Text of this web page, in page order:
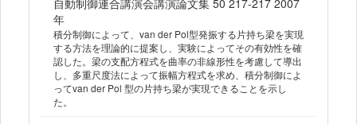
自動制御連合講演会講演論文集 50 217-217 2007
年
積分制御によって、van der Pol型発振する片持ち梁を実現
する方法を理論的に提案し、実験によってその有効性を確
認した。梁の支配方程式を曲率の非線形性を考慮して導出
し、多重尺度法によって振幅方程式を求め、積分制御によ
ってvan der Pol 型の片持ち梁が実現できることを示し
た。